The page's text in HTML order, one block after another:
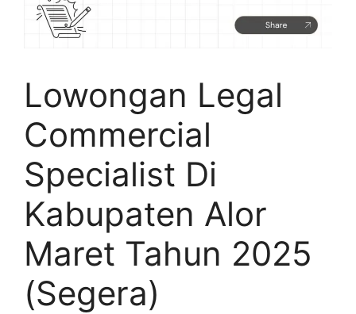
Lowongan Legal
Commercial
Specialist Di
Kabupaten Alor
Maret Tahun 2025
(Segera)